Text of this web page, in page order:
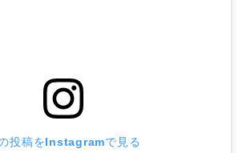
投稿をInstagramで見る